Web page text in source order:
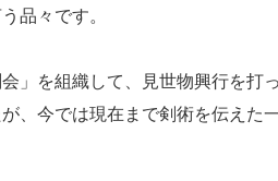
品々です。
」を組織して、見世物興行を打っ
、今では現在まで剣術を伝えた